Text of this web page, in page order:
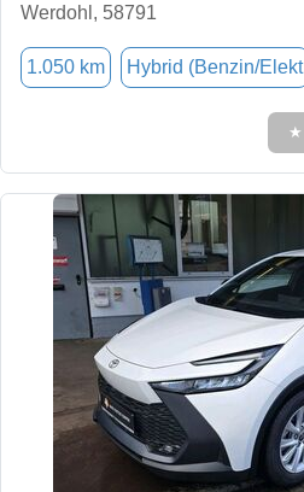
Werdohl, 58791
1.050 km Hybrid (Benzin/Elekt
★